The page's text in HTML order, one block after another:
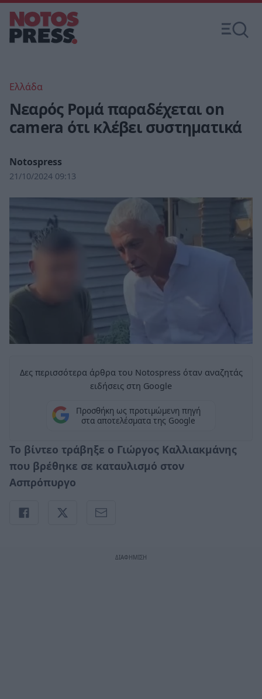
Ελλάδα
Νεαρός Ρομά παραδέχεται on
camera ότι κλέβει συστηματικά
Notospress
21/10/2024 09:13
Δες περισσότερα άρθρα του Notospress όταν αναζητάς
ειδήσεις στη Google
Προσθήκη ως προτιμώμενη πηγή
στα αποτελέσματα της Google
Το βίντεο τράβηξε ο Γιώργος Καλλιακμάνης
που βρέθηκε σε καταυλισμό στον
Ασπρόπυργο